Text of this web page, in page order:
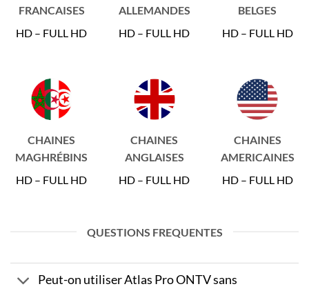
FRANCAISES
HD – FULL HD
ALLEMANDES
HD – FULL HD
BELGES
HD – FULL HD
CHAINES
MAGHRÉBINS
HD – FULL HD
CHAINES
ANGLAISES
HD – FULL HD
CHAINES
AMERICAINES
HD – FULL HD
QUESTIONS FREQUENTES
Peut-on utiliser Atlas Pro ONTV sans